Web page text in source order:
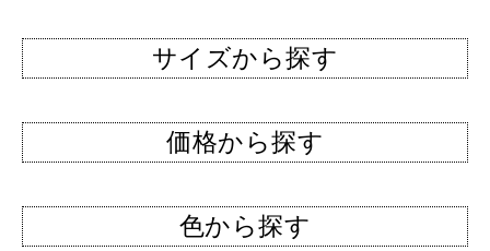
サイズから探す
価格から探す
色から探す